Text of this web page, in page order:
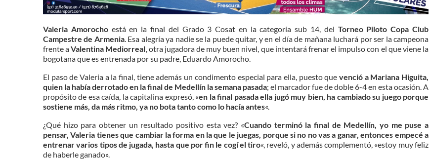
Valeria Amorochoestá en la final del Grado 3 Cosat en la categoría sub 14, del Torneo Piloto Copa Club
Campestre de Armenia. Esa alegría ya nadie se la puede quitar, y en el día de mañana luchará por ser la campeona
frente aValentina Mediorreal, otra jugadora de muy buen nivel, que intentará frenar el impulso con el que viene la
bogotana que es entrenada por su padre, Eduardo Amorocho.
El paso de Valeria a la final, tiene además un condimento especial para ella, puesto que venció a Mariana Higuita,
quien la había derrotado en la final de Medellín la semana pasada; el marcador fue de doble 6-4 en esta ocasión. A
propósito de esa caída, la capitalina expresó, «en la final pasada ella jugó muy bien, ha cambiado su juego porque
sostiene más, da más ritmo, ya no bota tanto como lo hacía antes«.
¿Qué hizo para obtener un resultado positivo esta vez? «Cuando terminó la final de Medellín, yo me puse a
pensar, Valeria tienes que cambiar la forma en la que le juegas, porque si no no vas a ganar, entonces empecé a
entrenar varios tipos de jugada, hasta que por fin le cogí el tiro«, reveló, y además complementó, «estoy muy feliz
de haberle ganado».